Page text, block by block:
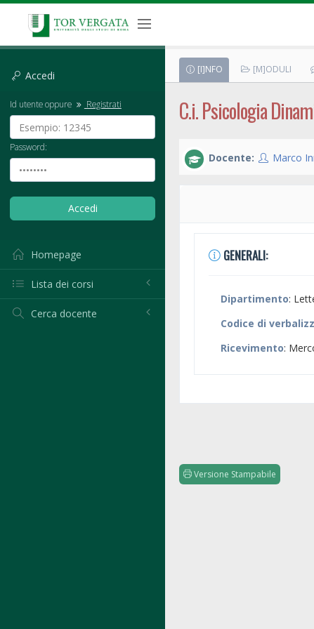
Accedi
Id utente oppure Registrati
Password:
Homepage
Lista dei corsi
Cerca docente
[I]NFO [M]ODULI
C.i. Psicologia
Docente: Marco
GENERALI:
Dipartimento:
Codice di
Ricevimento:
Versione Stampabile